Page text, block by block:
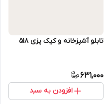
تابلو آشپزخانه و کیک پزی 518
631,000
افزودن به سبد